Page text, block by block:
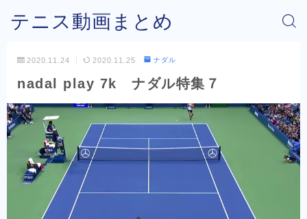
テニス動画まとめ
2020.11.24 2020.11.25 ナダル
nadal play 7k ナダル特集７